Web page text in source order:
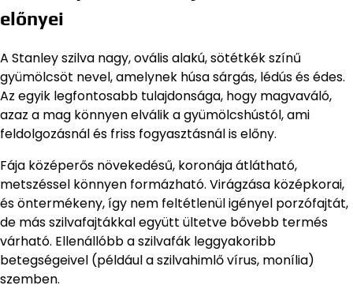
előnyei
A Stanley szilva nagy, ovális alakú, sötétkék színű
gyümölcsöt nevel, amelynek húsa sárgás, lédús és édes.
Az egyik legfontosabb tulajdonsága, hogy magvaváló,
azaz a mag könnyen elválik a gyümölcshústól, ami
feldolgozásnál és friss fogyasztásnál is előny.
Fája középerős növekedésű, koronája átlátható,
metszéssel könnyen formázható. Virágzása középkorai,
és öntermékeny, így nem feltétlenül igényel porzófajtát,
de más szilvafajtákkal együtt ültetve bővebb termés
várható. Ellenállóbb a szilvafák leggyakoribb
betegségeivel (például a szilvahimlő vírus, monília)
szemben.